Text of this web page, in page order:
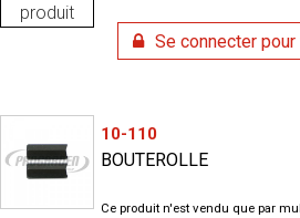
produit
Se connecter
10-110
BOUTEROLLE
Ce produit n'est vendu que par